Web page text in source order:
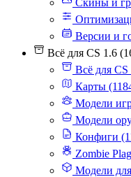
Скины и
Версии и
Всё для CS 1.6
Всё для
Карты
Модели
Модели
Конфиги
Zombie
Модели